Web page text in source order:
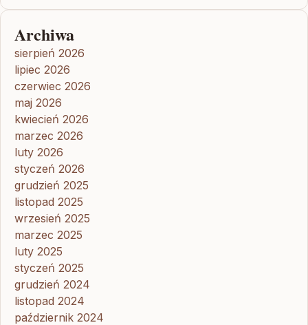
Archiwa
sierpień 2026
lipiec 2026
czerwiec 2026
maj 2026
kwiecień 2026
marzec 2026
luty 2026
styczeń 2026
grudzień 2025
listopad 2025
wrzesień 2025
marzec 2025
luty 2025
styczeń 2025
grudzień 2024
listopad 2024
październik 2024